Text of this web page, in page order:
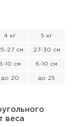
4 кг 5 кг
27 см 27-30 см
6-10 см 6-10 см
до 20 до 25
веса